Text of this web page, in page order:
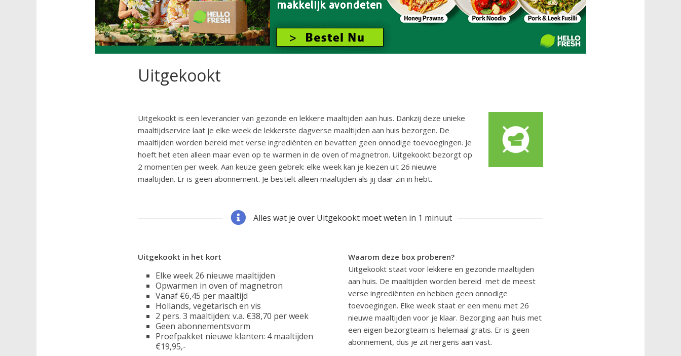
Uitgekookt
Uitgekookt is een leverancier van gezonde en lekkere maaltijden aan huis. Dankzij deze unieke
maaltijdservice laat je elke week de lekkerste dagverse maaltijden aan huis bezorgen. De
maaltijden worden bereid met verse ingrediënten en bevatten geen onnodige toevoegingen. Je
hoeft het eten alleen maar even op te warmen in de oven of magnetron. Uitgekookt bezorgt op
2 momenten per week. Aan keuze geen gebrek: elke week kan je kiezen uit 26 nieuwe
maaltijden. Er is geen abonnement. Je bestelt alleen maaltijden als jij daar zin in hebt.
Alles wat je over Uitgekookt moet weten in 1 minuut
Uitgekookt in het kort
Elke week 26 nieuwe maaltijden
Opwarmen in oven of magnetron
Vanaf €6,45 per maaltijd
Hollands, vegetarisch en vis
2 pers. 3 maaltijden: v.a. €38,70 per week
Geen abonnementsvorm
Proefpakket nieuwe klanten: 4 maaltijden
€19,95,-
Waarom deze box proberen?
Uitgekookt staat voor lekkere en gezonde maaltijden
aan huis. De maaltijden worden bereid met de meest
verse ingrediënten en hebben geen onnodige
toevoegingen. Elke week staat er een menu met 26
nieuwe maaltijden voor je klaar. Bezorging aan huis met
een eigen bezorgteam is helemaal gratis. Er is geen
abonnement, dus je zit nergens aan vast.